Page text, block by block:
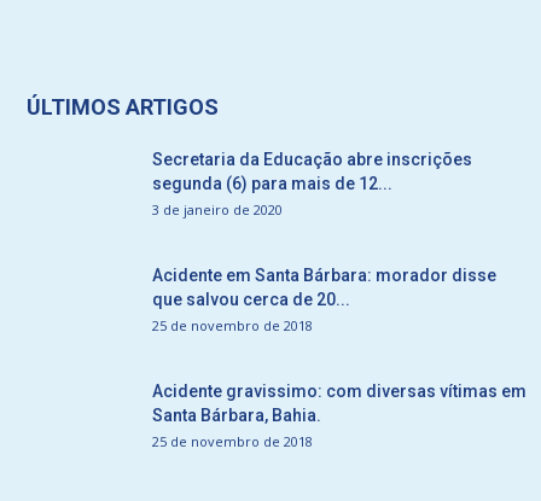
ÚLTIMOS ARTIGOS
Secretaria da Educação abre inscrições
segunda (6) para mais de 12...
3 de janeiro de 2020
Acidente em Santa Bárbara: morador disse
que salvou cerca de 20...
25 de novembro de 2018
Acidente gravissimo: com diversas vítimas em
Santa Bárbara, Bahia.
25 de novembro de 2018